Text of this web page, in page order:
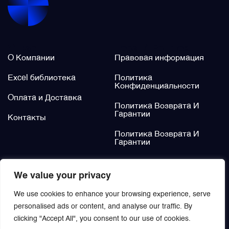
We value your privacy
We use cookies to enhance your browsing experience, serve
personalised ads or content, and analyse our traffic. By
clicking "Accept All", you consent to our use of cookies.
О Компании
Excel библиотека
Оплата и Доставка
Контакты
Правовая информация
Политика
Конфиденциальности
Политика Возврата И
Гарантии
Политика Возврата И
Гарантии
Щётки (угольные щётки)